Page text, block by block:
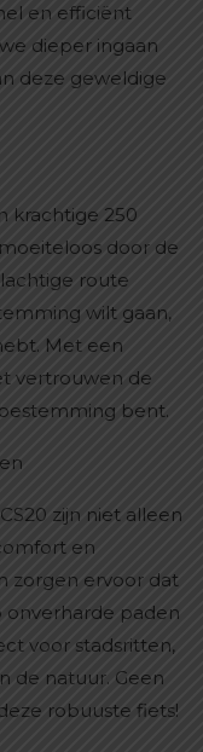
en efficiënt
dieper ingaan
deze geweldige
krachtige 250
door de
route
wilt gaan,
Met een
vertrouwen de
bent.
zijn niet alleen
en
zorgen ervoor dat
onverharde paden
voor stadsritten,
de natuur. Geen
robuuste fiets!